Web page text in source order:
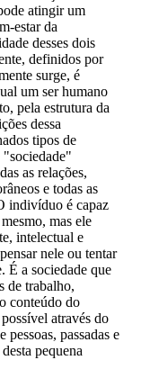
atingir um
estar da
desses dois
definidos por
surge, é
um ser humano
pela estrutura da
dessa
tipos de
"sociedade"
as relações,
e todas as
indivíduo é capaz
mas ele
intelectual e
nele ou tentar
É a sociedade que
de trabalho,
conteúdo do
através do
passadas e
pequena